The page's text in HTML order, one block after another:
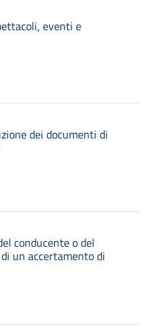
eventi e
dei documenti di
conducente o del
un accertamento di